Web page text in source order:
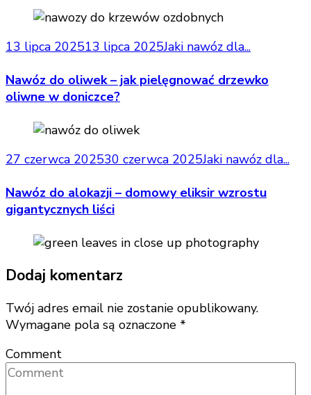
13 lipca 202513 lipca 2025Jaki nawóz dla...
Nawóz do oliwek – jak pielęgnować drzewko
oliwne w doniczce?
27 czerwca 202530 czerwca 2025Jaki nawóz dla...
Nawóz do alokazji – domowy eliksir wzrostu
gigantycznych liści
Dodaj komentarz
Twój adres email nie zostanie opublikowany.
Wymagane pola są oznaczone *
Comment